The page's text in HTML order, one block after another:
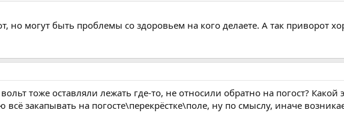
но могут быть проблемы со здоровьем на кого делаете. А так приворот
тоже оставляли лежать где-то, не относили обратно на погост? Какой
всё закапывать на погосте\перекрёстке\поле, ну по смыслу, иначе